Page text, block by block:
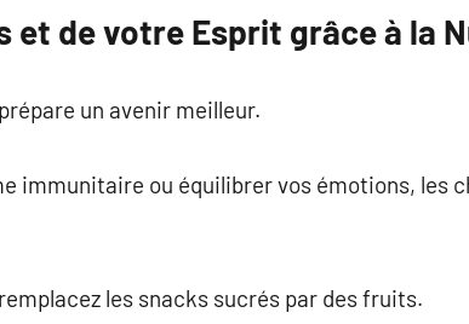
et de votre Esprit grâce à la
un avenir meilleur.
immunitaire ou équilibrer vos émotions, les
les snacks sucrés par des fruits.